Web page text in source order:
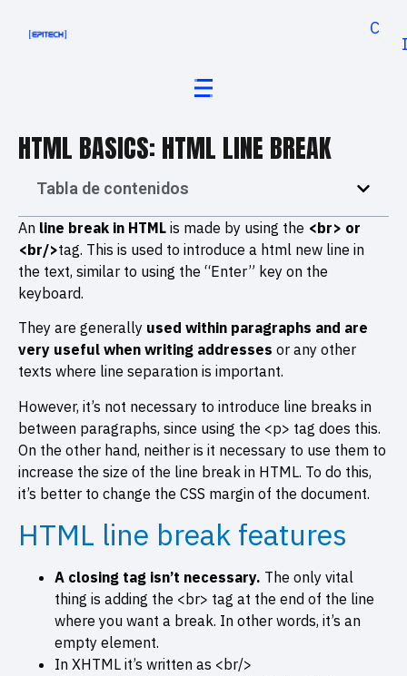
HTML BASICS: HTML LINE BREAK
Tabla de contenidos
An line break in HTML is made by using the <br> or
<br/>tag. This is used to introduce a html new line in
the text, similar to using the “Enter” key on the
keyboard.
They are generally used within paragraphs and are
very useful when writing addresses or any other
texts where line separation is important.
However, it’s not necessary to introduce line breaks in
between paragraphs, since using the <p> tag does this.
On the other hand, neither is it necessary to use them to
increase the size of the line break in HTML. To do this,
it’s better to change the CSS margin of the document.
HTML line break features
A closing tag isn’t necessary. The only vital
thing is adding the <br> tag at the end of the line
where you want a break. In other words, it’s an
empty element.
In XHTML it’s written as <br/>